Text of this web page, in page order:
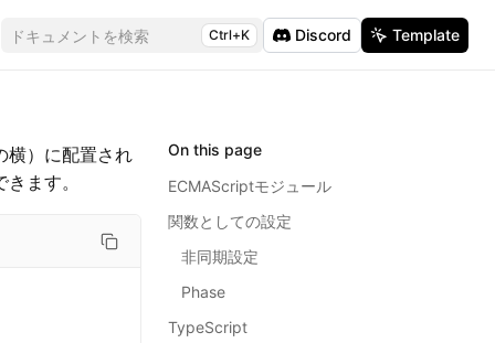
ドキュメントを検索 Ctrl+K Discord Template
横）に配置され
ます。
On this page
ECMAScriptモジュール
関数としての設定
非同期設定
Phase
TypeScript